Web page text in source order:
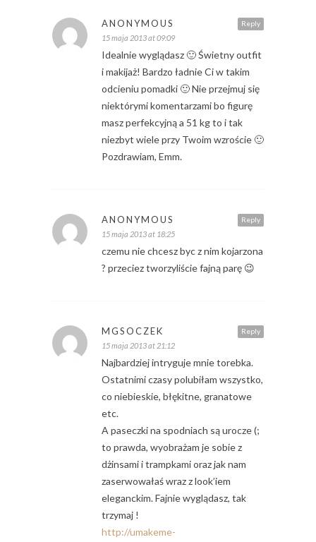
Reply
ANONYMOUS
15 maja 2013 at 09:09
Idealnie wyglądasz 🙂 Świetny outfit
i makijaż! Bardzo ładnie Ci w takim
odcieniu pomadki 🙂 Nie przejmuj się
niektórymi komentarzami bo figurę
masz perfekcyjną a 51 kg to i tak
niezbyt wiele przy Twoim wzroście 🙂
Pozdrawiam, Emm.
Reply
ANONYMOUS
15 maja 2013 at 18:25
czemu nie chcesz byc z nim kojarzona
? przeciez tworzyliście fajną parę 😉
Reply
MGSOCZEK
15 maja 2013 at 21:12
Najbardziej intryguje mnie torebka.
Ostatnimi czasy polubiłam wszystko,
co niebieskie, błękitne, granatowe
etc.
A paseczki na spodniach są urocze (;
to prawda, wyobrażam je sobie z
dżinsami i trampkami oraz jak nam
zaserwowałaś wraz z look’iem
eleganckim. Fajnie wyglądasz, tak
trzymaj !
http://umakeme-